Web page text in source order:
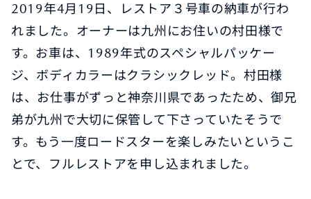
2019年4月19日、レストア３号車の納車が行わ
れました。オーナーは九州にお住いの村田様で
す。お車は、1989年式のスペシャルパッケー
ジ、ボディカラーはクラシックレッド。村田様
は、お仕事がずっと神奈川県であったため、御兄
弟が九州で大切に保管して下さっていたそうで
す。もう一度ロードスターを楽しみたいというこ
とで、フルレストアを申し込まれました。